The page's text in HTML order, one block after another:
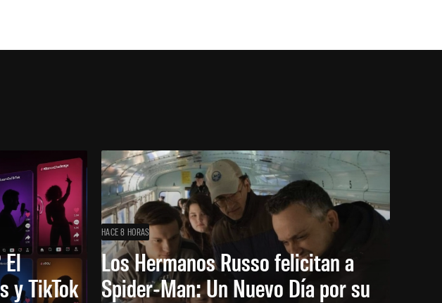
y TikTok
HACE 8 HORAS
Los Hermanos Russo felicitan a
Spider-Man: Un Nuevo Día por su